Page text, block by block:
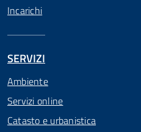
Incarichi
SERVIZI
Ambiente
Servizi online
Catasto e urbanistica